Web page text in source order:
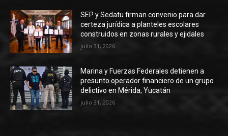
SEP y Sedatu firman convenio para dar
certeza jurídica a planteles escolares
construidos en zonas rurales y ejidales
julio 31, 2026
Marina y Fuerzas Federales detienen a
presunto operador financiero de un grupo
delictivo en Mérida, Yucatán
julio 31, 2026